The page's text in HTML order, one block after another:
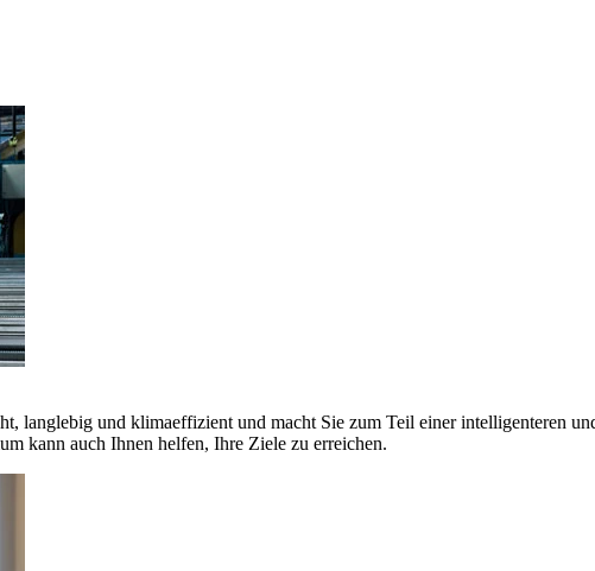
langlebig und klimaeffizient und macht Sie zum Teil einer intelligenteren
kann auch Ihnen helfen, Ihre Ziele zu erreichen.